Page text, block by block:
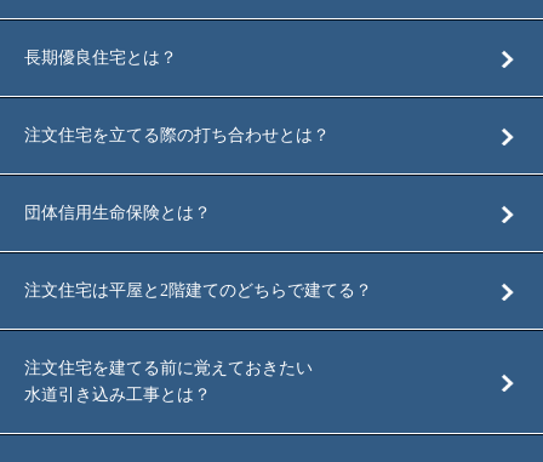
長期優良住宅とは？
注文住宅を立てる際の打ち合わせとは？
団体信用生命保険とは？
注文住宅は平屋と2階建てのどちらで建てる？
注文住宅を建てる前に覚えておきたい
水道引き込み工事とは？